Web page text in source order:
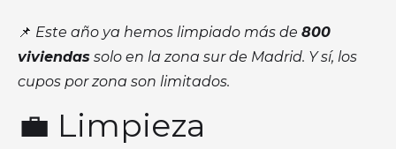
📌 Este año ya hemos limpiado más de 800
viviendas solo en la zona sur de Madrid. Y sí, los
cupos por zona son limitados.
💼 Limpieza